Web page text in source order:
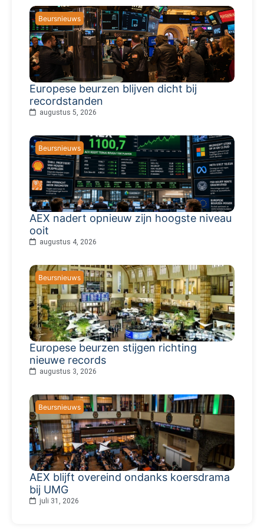
Beursnieuws
Europese beurzen blijven dicht bij
recordstanden
augustus 5, 2026
Beursnieuws
AEX nadert opnieuw zijn hoogste niveau
ooit
augustus 4, 2026
Beursnieuws
Europese beurzen stijgen richting
nieuwe records
augustus 3, 2026
Beursnieuws
AEX blijft overeind ondanks koersdrama
bij UMG
juli 31, 2026